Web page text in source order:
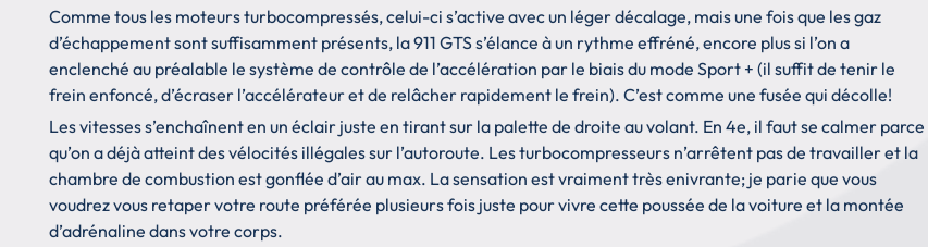
Comme tous les moteurs turbocompressés, celui-ci s’active avec un léger décalage, mais une fois que les gaz
d’échappement sont suffisamment présents, la 911 GTS s’élance à un rythme effréné, encore plus si l’on a
enclenché au préalable le système de contrôle de l’accélération par le biais du mode Sport + (il suffit de tenir le
frein enfoncé, d’écraser l’accélérateur et de relâcher rapidement le frein). C’est comme une fusée qui décolle!
Les vitesses s’enchaînent en un éclair juste en tirant sur la palette de droite au volant. En 4e, il faut se calmer parce
qu’on a déjà atteint des vélocités illégales sur l’autoroute. Les turbocompresseurs n’arrêtent pas de travailler et la
chambre de combustion est gonflée d’air au max. La sensation est vraiment très enivrante; je parie que vous
voudrez vous retaper votre route préférée plusieurs fois juste pour vivre cette poussée de la voiture et la montée
d’adrénaline dans votre corps.